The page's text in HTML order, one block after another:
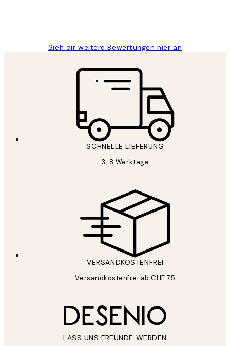
Sieh dir weitere Bewertungen hier an
SCHNELLE LIEFERUNG
3-8 Werktage
VERSANDKOSTENFREI
Versandkostenfrei ab CHF 75
LASS UNS FREUNDE WERDEN